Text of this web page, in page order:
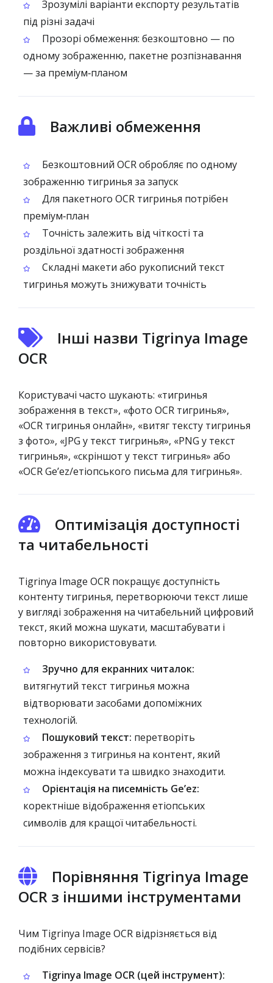
Зрозумілі варіанти експорту результатів
під різні задачі
Прозорі обмеження: безкоштовно — по
одному зображенню, пакетне розпізнавання
— за преміум‑планом
Важливі обмеження
Безкоштовний OCR обробляє по одному
зображенню тигринья за запуск
Для пакетного OCR тигринья потрібен
преміум‑план
Точність залежить від чіткості та
роздільної здатності зображення
Складні макети або рукописний текст
тигринья можуть знижувати точність
Інші назви Tigrinya Image
OCR
Користувачі часто шукають: «тигринья
зображення в текст», «фото OCR тигринья»,
«OCR тигринья онлайн», «витяг тексту тигринья
з фото», «JPG у текст тигринья», «PNG у текст
тигринья», «скріншот у текст тигринья» або
«OCR Geʼez/етіопського письма для тигринья».
Оптимізація доступності
та читабельності
Tigrinya Image OCR покращує доступність
контенту тигринья, перетворюючи текст лише
у вигляді зображення на читабельний цифровий
текст, який можна шукати, масштабувати і
повторно використовувати.
Зручно для екранних читалок:
витягнутий текст тигринья можна
відтворювати засобами допоміжних
технологій.
Пошуковий текст: перетворіть
зображення з тигринья на контент, який
можна індексувати та швидко знаходити.
Орієнтація на писемність Geʼez:
коректніше відображення етіопських
символів для кращої читабельності.
Порівняння Tigrinya Image
OCR з іншими інструментами
Чим Tigrinya Image OCR відрізняється від
подібних сервісів?
Tigrinya Image OCR (цей інструмент):